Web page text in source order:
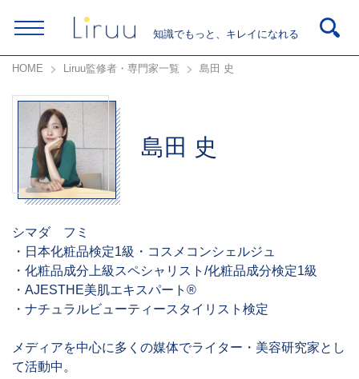
知識でもっと、キレイになれる
HOME Liruu監修者・専門家一覧 島田 史
島田 史
シマダ フミ
・日本化粧品検定1級・コスメコンシェルジュ
・化粧品成分上級スペシャリスト/化粧品成分検定1級
・AJESTHE美肌エキスパート®
・ナチュラルビューティースタイリスト検定
メディアを中心に多くの媒体でライター・美容研究家とし
て活動中。